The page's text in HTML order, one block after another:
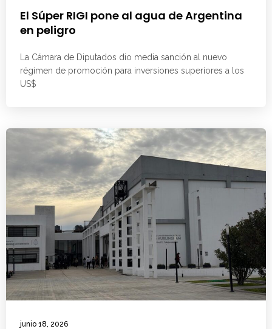
El Súper RIGI pone al agua de Argentina
en peligro
La Cámara de Diputados dio media sanción al nuevo
régimen de promoción para inversiones superiores a los
US$
junio 18, 2026